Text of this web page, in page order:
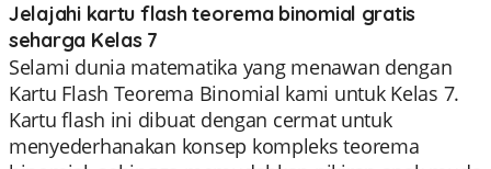
Jelajahi kartu flash teorema binomial gratis
seharga Kelas 7
Selami dunia matematika yang menawan dengan
Kartu Flash Teorema Binomial kami untuk Kelas 7.
Kartu flash ini dibuat dengan cermat untuk
menyederhanakan konsep kompleks teorema